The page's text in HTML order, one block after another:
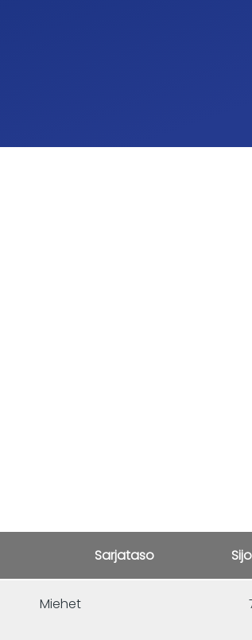
Sarjataso
Miehet